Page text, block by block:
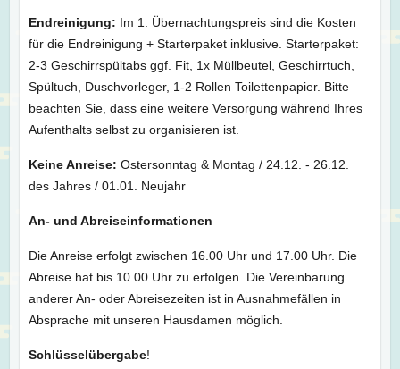
Endreinigung: Im 1. Übernachtungspreis sind die Kosten
für die Endreinigung + Starterpaket inklusive. Starterpaket:
2-3 Geschirrspültabs ggf. Fit, 1x Müllbeutel, Geschirrtuch,
Spültuch, Duschvorleger, 1-2 Rollen Toilettenpapier. Bitte
beachten Sie, dass eine weitere Versorgung während Ihres
Aufenthalts selbst zu organisieren ist.
Keine Anreise: Ostersonntag & Montag / 24.12. - 26.12.
des Jahres / 01.01. Neujahr
An- und Abreiseinformationen
Die Anreise erfolgt zwischen 16.00 Uhr und 17.00 Uhr. Die
Abreise hat bis 10.00 Uhr zu erfolgen. Die Vereinbarung
anderer An- oder Abreisezeiten ist in Ausnahmefällen in
Absprache mit unseren Hausdamen möglich.
Schlüsselübergabe!